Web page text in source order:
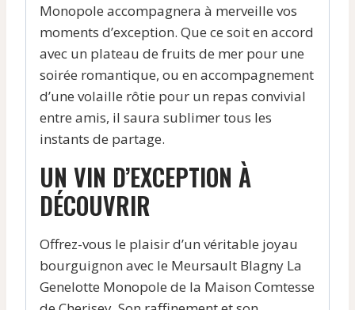
Monopole accompagnera à merveille vos
moments d’exception. Que ce soit en accord
avec un plateau de fruits de mer pour une
soirée romantique, ou en accompagnement
d’une volaille rôtie pour un repas convivial
entre amis, il saura sublimer tous les
instants de partage.
UN VIN D’EXCEPTION À
DÉCOUVRIR
Offrez-vous le plaisir d’un véritable joyau
bourguignon avec le Meursault Blagny La
Genelotte Monopole de la Maison Comtesse